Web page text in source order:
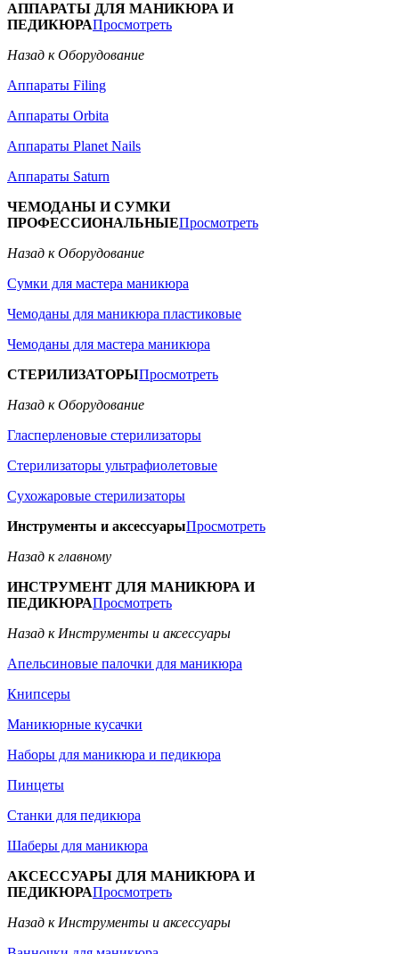
АППАРАТЫ ДЛЯ МАНИКЮРА И
ПЕДИКЮРАПросмотреть
Назад к Оборудование
Аппараты Filing
Аппараты Orbita
Аппараты Planet Nails
Аппараты Saturn
ЧЕМОДАНЫ И СУМКИ
ПРОФЕССИОНАЛЬНЫЕПросмотреть
Назад к Оборудование
Сумки для мастера маникюра
Чемоданы для маникюра пластиковые
Чемоданы для мастера маникюра
СТЕРИЛИЗАТОРЫПросмотреть
Назад к Оборудование
Гласперленовые стерилизаторы
Стерилизаторы ультрафиолетовые
Сухожаровые стерилизаторы
Инструменты и аксессуарыПросмотреть
Назад к главному
ИНСТРУМЕНТ ДЛЯ МАНИКЮРА И
ПЕДИКЮРАПросмотреть
Назад к Инструменты и аксессуары
Апельсиновые палочки для маникюра
Книпсеры
Маникюрные кусачки
Наборы для маникюра и педикюра
Пинцеты
Станки для педикюра
Шаберы для маникюра
АКСЕССУАРЫ ДЛЯ МАНИКЮРА И
ПЕДИКЮРАПросмотреть
Назад к Инструменты и аксессуары